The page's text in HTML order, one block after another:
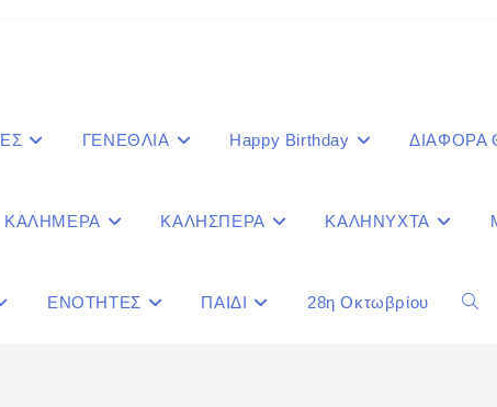
ΓΕΝΕΘΛΙΑ Happy Birthday ΔΙΑΦΟΡΑ
ΚΑΛΗΜΕΡΑ ΚΑΛΗΣΠΕΡΑ ΚΑΛΗΝΥΧΤΑ
ΕΝΟΤΗΤΕΣ ΠΑΙΔΙ 28η Οκτωβρίου